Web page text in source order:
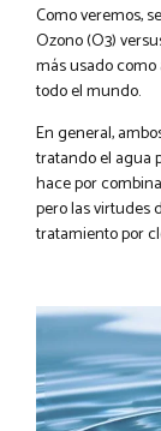
Como veremos,
Ozono (O3)
más usado
todo el mundo.
En general,
tratando el agua
hace por
pero las virtudes
tratamiento por